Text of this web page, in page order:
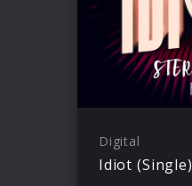
Digital
Idiot (Single)